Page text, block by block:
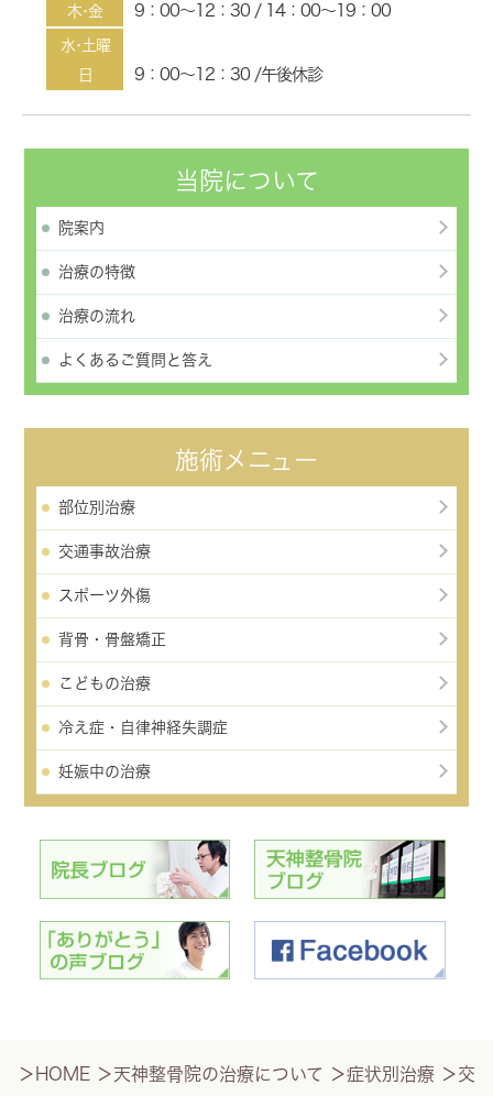
木･金
9：00～12：30 / 14：00～19：00
水･土曜
日
9：00～12：30 /午後休診
当院について
院案内
治療の特徴
治療の流れ
よくあるご質問と答え
施術メニュー
部位別治療
交通事故治療
スポーツ外傷
背骨・骨盤矯正
こどもの治療
冷え症・自律神経失調症
妊娠中の治療
＞ HOME ＞天神整骨院の治療について ＞症状別治療 ＞交